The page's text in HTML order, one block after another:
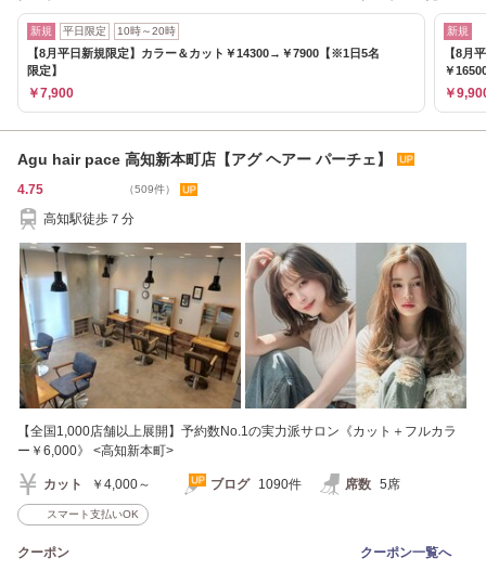
新規 平日限定 10時～20時
【8月平日新規限定】カラー＆カット￥14300→￥7900【※1日5名
限定】
￥7,900
新規
【8月
￥
￥
Agu hair pace 高知新本町店【アグ ヘアー パーチェ】
4.75 （509件）
高知駅徒歩７分
【全国1,000店舗以上展開】予約数No.1の実力派サロン《カット＋フルカラ
ー￥6,000》 <高知新本町>
カット ￥4,000～ ブログ 1090件 席数 5席
スマート支払いOK
クーポン クーポン一覧へ